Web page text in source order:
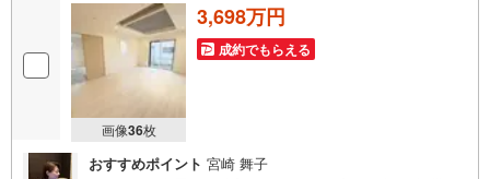
画像36枚
3,698万円
成約でもらえる
おすすめポイント 宮崎 舞子